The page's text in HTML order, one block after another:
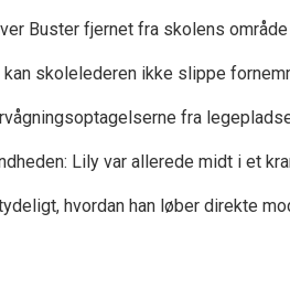
Buster fjernet fra skolens
kan skolelederen ikke slippe
fra
Lily var allerede midt i et
hvordan han løber direkte